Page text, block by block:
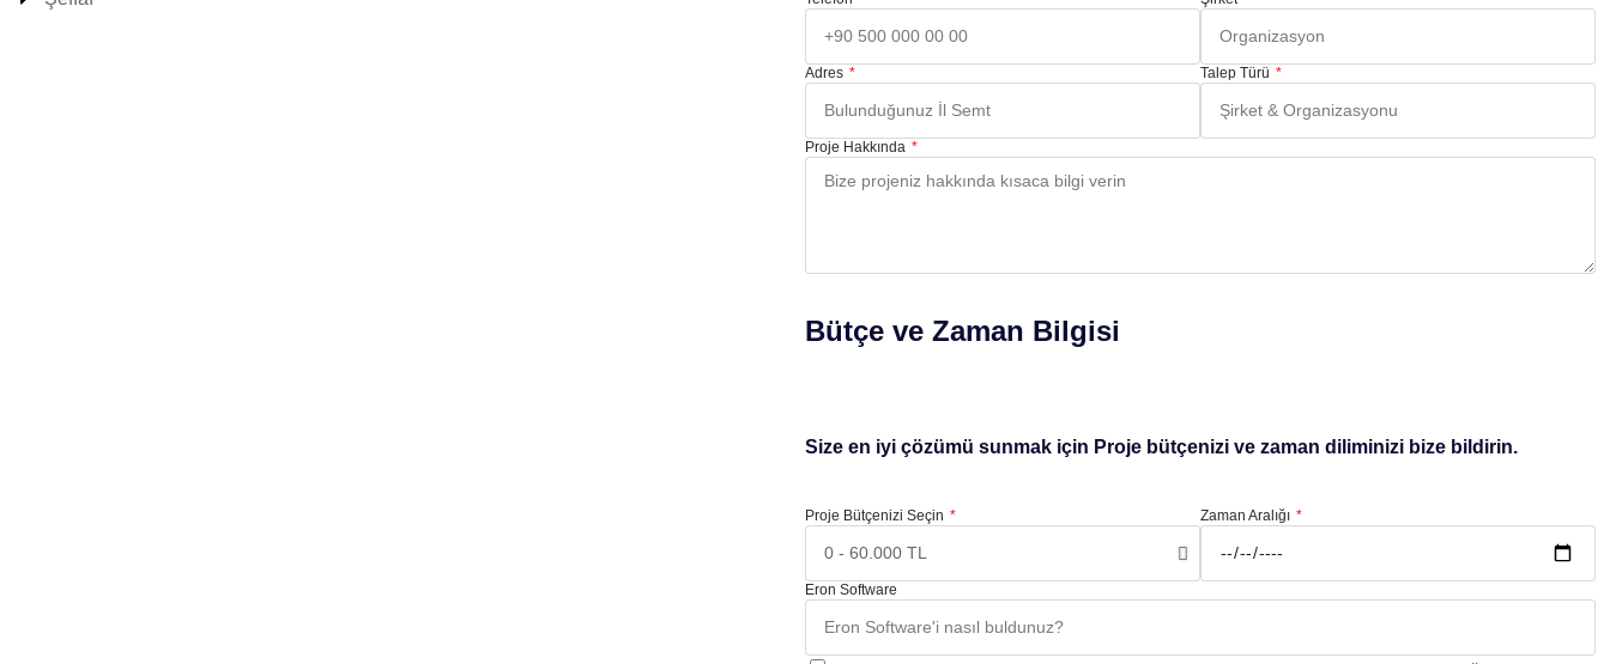
Adres Talep Türü
Proje Hakkında
Bütçe ve Zaman Bilgisi
Size en iyi çözümü sunmak için Proje bütçenizi ve zaman diliminizi bize bildirin.
Proje Bütçenizi Seçin Zaman Aralığı
Eron Software